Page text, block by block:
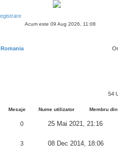
Acum este 09 Aug 2026, 11:08
Romania
54
Nume utilizator
Mesaje Membru din
0 25 Mai 2021, 21:16
3 08 Dec 2014, 18:06